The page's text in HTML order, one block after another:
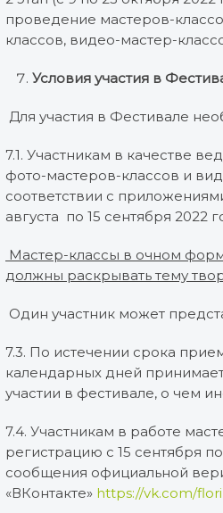
проведение мастеров-
классов, видео-мастер-
Условия участия в
Для участия в Фестивале
7.1. Участникам в качестве
фото-мастеров-классов и
соответствии с
августа по 15 сентября 2022
Мастер-классы в очном
должны раскрывать тему
Один участник может
7.3. По истечении срока
календарных дней
участии в фестивале, о чем
7.4. Участникам в работе
регистрацию с 15 сентября
сообщения официальной
«ВКонтакте» https://vk.com/